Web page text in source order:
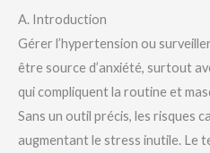
A. Introduction
Gérer l’hypertension ou
être source d’anxiété, surtout
qui compliquent la routine et
Sans un outil précis, les risques
augmentant le stress inutile. Le